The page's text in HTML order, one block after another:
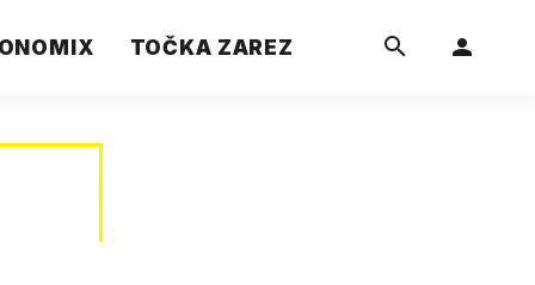
TOČKA ZAREZ